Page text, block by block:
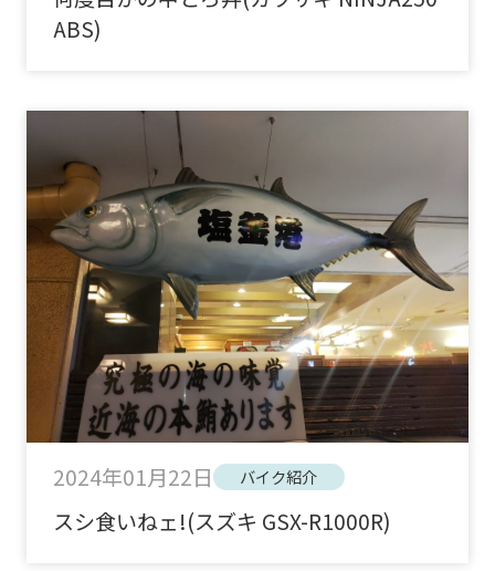
ABS)
2024年01月22日 バイク紹介
スシ食いねェ!(スズキ GSX-R1000R)